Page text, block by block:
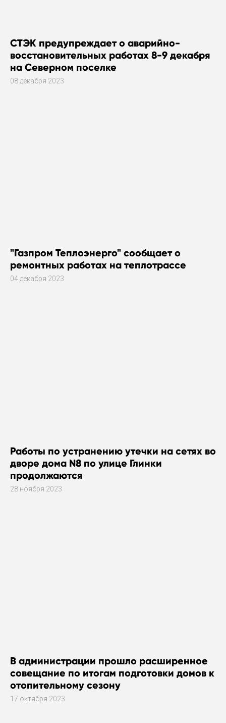
СТЭК предупреждает о аварийно-
восстановительных работах 8-9 декабря
на Северном поселке
08 декабря 2023
"Газпром Теплоэнерго" сообщает о
ремонтных работах на теплотрассе
04 декабря 2023
Работы по устранению утечки на сетях во
дворе дома N8 по улице Глинки
продолжаются
28 ноября 2023
В администрации прошло расширенное
совещание по итогам подготовки домов к
отопительному сезону
17 октября 2023